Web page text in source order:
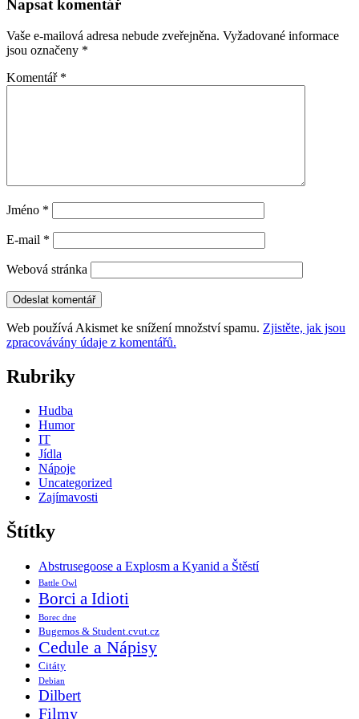
příspěvky
Napsat komentář
Vaše e-mailová adresa nebude zveřejněna. Vyžadované informace
jsou označeny *
Komentář *
Jméno *
E-mail *
Webová stránka
Web používá Akismet ke snížení množství spamu. Zjistěte, jak jsou
zpracovávány údaje z komentářů.
Rubriky
Hudba
Humor
IT
Jídla
Nápoje
Uncategorized
Zajímavosti
Štítky
Abstrusegoose a Explosm a Kyanid a Štěstí
Battle Owl
Borci a Idioti
Borec dne
Bugemos & Student.cvut.cz
Cedule a Nápisy
Citáty
Debian
Dilbert
Filmy